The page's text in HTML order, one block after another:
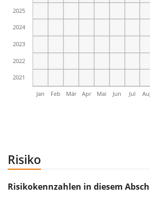
Jan Feb Mär Apr Mai Jun Jul
2021
2022
2023
2024
2025
Risiko
Risikokennzahlen in diesem